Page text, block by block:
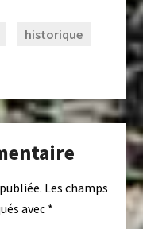
historique
Les champs
avec *